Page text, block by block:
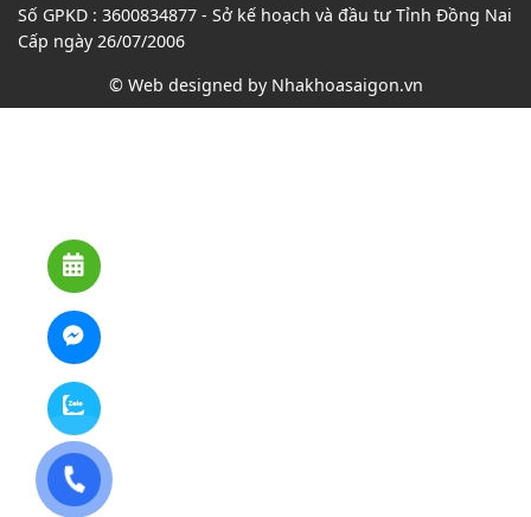
Số GPKD : 3600834877 - Sở kế hoạch và đầu tư Tỉnh Đồng Nai
Cấp ngày 26/07/2006
© Web designed by Nhakhoasaigon.vn